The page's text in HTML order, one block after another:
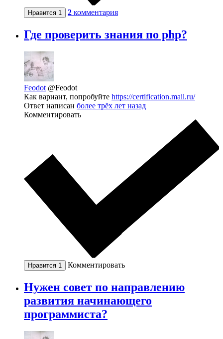
Нравится 1 2 комментария
Где проверить знания по php?
Feodot @Feodot
Как вариант, попробуйте https://certification.mail.ru/
Ответ написан более трёх лет назад
Комментировать
Нравится 1 Комментировать
Нужен совет по направлению
развития начинающего
программиста?